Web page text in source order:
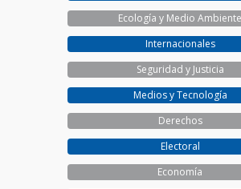
Ecología y Medio Ambiente
Internacionales
Seguridad y Justicia
Medios y Tecnología
Derechos
Electoral
Economía